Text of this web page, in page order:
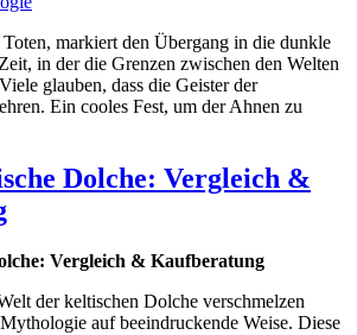
Toten, markiert den Übergang in die dunkle
in der die Grenzen zwischen den Welten
glauben, dass die Geister der
Ein cooles Fest, um der Ahnen zu
Dolche: Vergleich &
Vergleich & Kaufberatung
der keltischen Dolche verschmelzen
auf beeindruckende Weise. Diese